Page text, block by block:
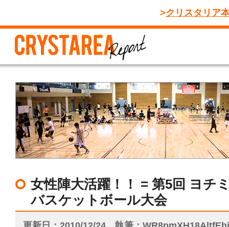
クリスタリア
女性陣大活躍！！ = 第5回 ヨチ
バスケットボール大会